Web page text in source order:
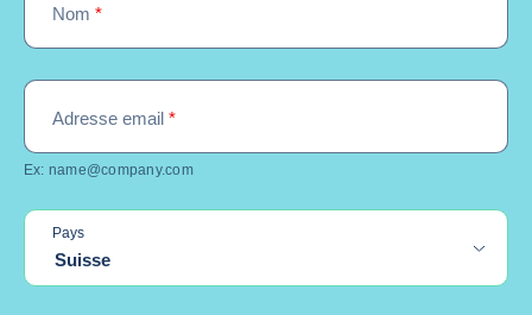
Nom *
Adresse email *
Ex: name@company.com
Pays
Suisse